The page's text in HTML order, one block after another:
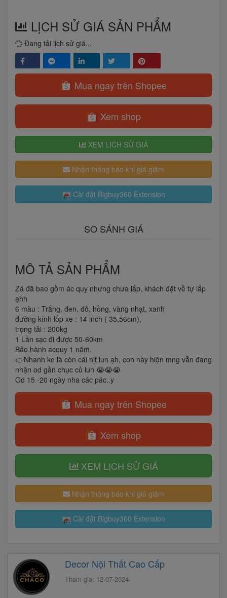
LỊCH SỬ GIÁ SẢN PHẨM
Đang tải lịch sử giá...
Mua ngay trên Shopee
Xem shop
XEM LỊCH SỬ GIÁ
Nhận thông báo khi giá giảm
Cài đặt Bigbuy360 Extension
SO SÁNH GIÁ
MÔ TẢ SẢN PHẨM
Zá đã bao gồm ác quy nhưng chưa lắp, khách đặt về tự lắp
ạhh
6 màu : Trắng, đen, đỏ, hồng, vàng nhạt, xanh
đường kính lốp xe : 14 inch ( 35,56cm),
trọng tải : 200kg
1 Lần sạc đi được 50-60km
Bảo hành acquy 1 năm.
👉Nhanh ko là còn cái nịt lun ạh, con này hiện mng vẫn đang
nhận od gần chục củ lun 😭😭😭
Od 15 -20 ngày nha các pác..y
Mua ngay trên Shopee
Xem shop
XEM LỊCH SỬ GIÁ
Nhận thông báo khi giá giảm
Cài đặt Bigbuy360 Extension
Decor Nội Thất Cao Cấp
Tham gia: 12-07-2024